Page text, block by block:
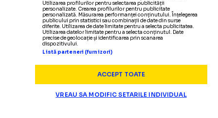
Utilizarea profilurilor pentru selectarea publicității
personalizate. Crearea profilurilor pentru publicitate
personalizată. Măsurarea performanței conținutului. Înțelegerea
publicului prin statistici sau combinații de date din surse
diferite. Utilizarea de date limitate pentru a selecta publicitatea.
Utilizarea datelor limitate pentru a selecta conținutul. Date
precise de geolocație și identificarea prin scanarea
dispozitivului.
Listă parteneri (furnizori)
ACCEPT TOATE
VREAU SA MODIFIC SETARILE INDIVIDUAL